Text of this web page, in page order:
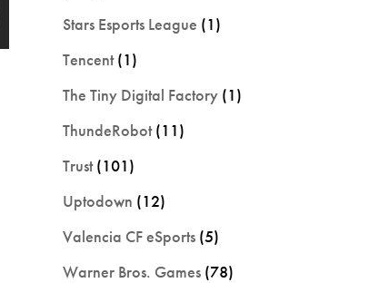
Stars Esports League (1)
Tencent(1)
The Tiny Digital Factory (1)
ThundeRobot(11)
Trust(101)
Uptodown (12)
Valencia CF eSports (5)
Warner Bros. Games (78)